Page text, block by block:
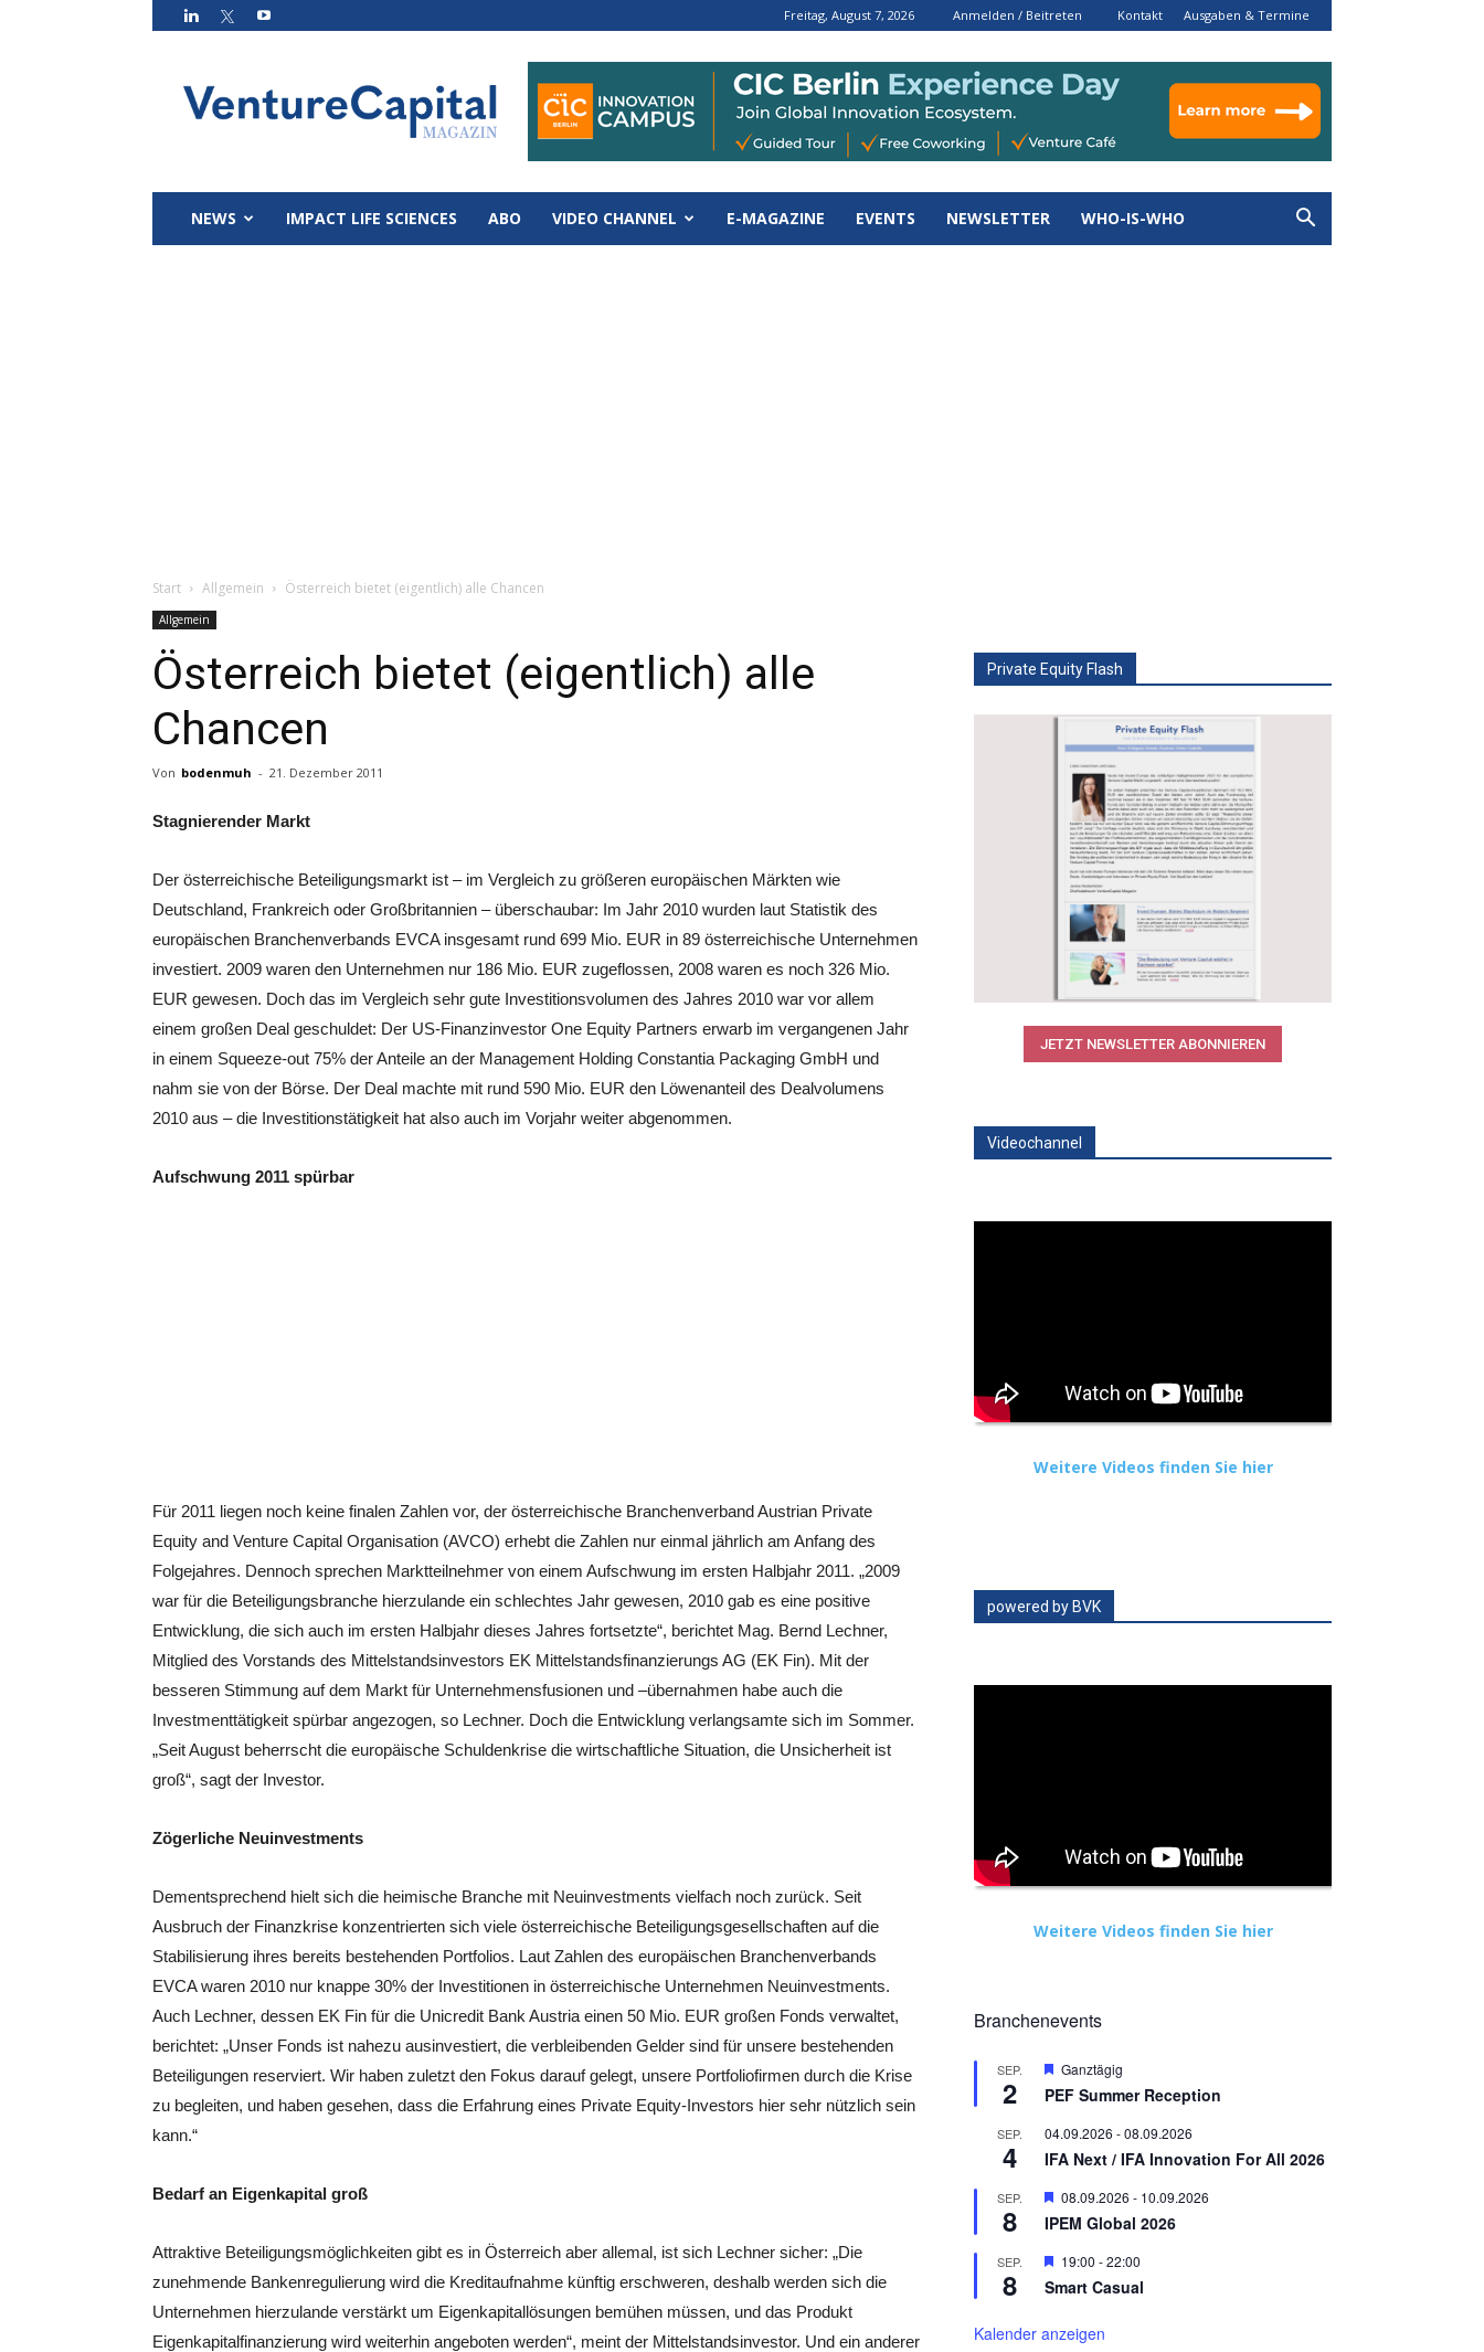
Freitag, August 7, 2026 Anmelden / Beitreten Kontakt Ausgaben & Termine
Magazin
NEWS IMPACT LIFE SCIENCES ABO VIDEO CHANNEL E-MAGAZINE EVENTS NEWSLETTER WHO-IS-WHO
Start Allgemein Österreich bietet (eigentlich) alle Chancen
Allgemein
Österreich bietet (eigentlich) alle
Chancen
Von bodenmuh - 21. Dezember 2011
Stagnierender Markt
Der österreichische Beteiligungsmarkt ist – im Vergleich zu größeren europäischen Märkten wie
Deutschland, Frankreich oder Großbritannien – überschaubar: Im Jahr 2010 wurden laut Statistik des
europäischen Branchenverbands EVCA insgesamt rund 699 Mio. EUR in 89 österreichische Unternehmen
investiert. 2009 waren den Unternehmen nur 186 Mio. EUR zugeflossen, 2008 waren es noch 326 Mio.
EUR gewesen. Doch das im Vergleich sehr gute Investitionsvolumen des Jahres 2010 war vor allem
einem großen Deal geschuldet: Der US-Finanzinvestor One Equity Partners erwarb im vergangenen Jahr
in einem Squeeze-out 75% der Anteile an der Management Holding Constantia Packaging GmbH und
nahm sie von der Börse. Der Deal machte mit rund 590 Mio. EUR den Löwenanteil des Dealvolumens
2010 aus – die Investitionstätigkeit hat also auch im Vorjahr weiter abgenommen.
Aufschwung 2011 spürbar
Für 2011 liegen noch keine finalen Zahlen vor, der österreichische Branchenverband Austrian Private
Equity and Venture Capital Organisation (AVCO) erhebt die Zahlen nur einmal jährlich am Anfang des
Folgejahres. Dennoch sprechen Marktteilnehmer von einem Aufschwung im ersten Halbjahr 2011. „2009
war für die Beteiligungsbranche hierzulande ein schlechtes Jahr gewesen, 2010 gab es eine positive
Entwicklung, die sich auch im ersten Halbjahr dieses Jahres fortsetzte“, berichtet Mag. Bernd Lechner,
Mitglied des Vorstands des Mittelstandsinvestors EK Mittelstandsfinanzierungs AG (EK Fin). Mit der
besseren Stimmung auf dem Markt für Unternehmensfusionen und –übernahmen habe auch die
Investmenttätigkeit spürbar angezogen, so Lechner. Doch die Entwicklung verlangsamte sich im Sommer.
„Seit August beherrscht die europäische Schuldenkrise die wirtschaftliche Situation, die Unsicherheit ist
groß“, sagt der Investor.
Zögerliche Neuinvestments
Dementsprechend hielt sich die heimische Branche mit Neuinvestments vielfach noch zurück. Seit
Ausbruch der Finanzkrise konzentrierten sich viele österreichische Beteiligungsgesellschaften auf die
Stabilisierung ihres bereits bestehenden Portfolios. Laut Zahlen des europäischen Branchenverbands
EVCA waren 2010 nur knappe 30% der Investitionen in österreichische Unternehmen Neuinvestments.
Auch Lechner, dessen EK Fin für die Unicredit Bank Austria einen 50 Mio. EUR großen Fonds verwaltet,
berichtet: „Unser Fonds ist nahezu ausinvestiert, die verbleibenden Gelder sind für unsere bestehenden
Beteiligungen reserviert. Wir haben zuletzt den Fokus darauf gelegt, unsere Portfoliofirmen durch die Krise
zu begleiten, und haben gesehen, dass die Erfahrung eines Private Equity-Investors hier sehr nützlich sein
kann.“
Bedarf an Eigenkapital groß
Attraktive Beteiligungsmöglichkeiten gibt es in Österreich aber allemal, ist sich Lechner sicher: „Die
zunehmende Bankenregulierung wird die Kreditaufnahme künftig erschweren, deshalb werden sich die
Unternehmen hierzulande verstärkt um Eigenkapitallösungen bemühen müssen, und das Produkt
Eigenkapitalfinanzierung wird weiterhin angeboten werden“, meint der Mittelstandsinvestor. Und ein anderer
Private Equity Flash
JETZT NEWSLETTER ABONNIEREN
Videochannel
Weitere Videos finden Sie hier
powered by BVK
Weitere Videos finden Sie hier
Branchenevents
SEP.
2
Hervorgehoben
Ganztägig
PEF Summer Reception
SEP.
4
04.09.2026 -08.09.2026
IFA Next / IFA Innovation For All 2026
SEP.
8
Hervorgehoben
08.09.2026 - 10.09.2026
IPEM Global 2026
SEP.
8
Hervorgehoben
19:00 -22:00
Smart Casual
Kalender anzeigen